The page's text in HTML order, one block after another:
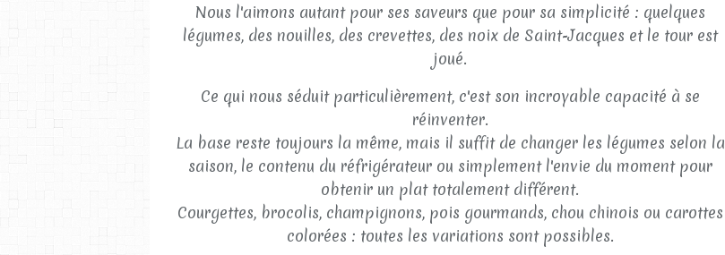
Nous l'aimons autant pour ses saveurs que pour sa simplicité : quelques
légumes, des nouilles, des crevettes, des noix de Saint-Jacques et le tour est
joué.
Ce qui nous séduit particulièrement, c'est son incroyable capacité à se
réinventer.
La base reste toujours la même, mais il suffit de changer les légumes selon la
saison, le contenu du réfrigérateur ou simplement l'envie du moment pour
obtenir un plat totalement différent.
Courgettes, brocolis, champignons, pois gourmands, chou chinois ou carottes
colorées : toutes les variations sont possibles.